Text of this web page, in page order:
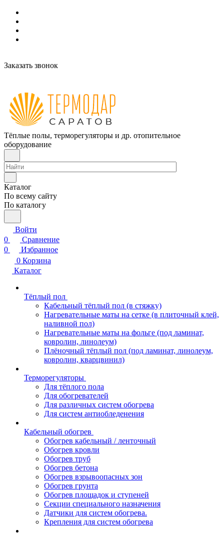
Заказать звонок
Тёплые полы, терморегуляторы и др. отопительное
оборудование
Каталог
По всему сайту
По каталогу
Войти
0
Сравнение
0
Избранное
0 Корзина
Каталог
Тёплый пол
Кабельный тёплый пол (в стяжку)
Нагревательные маты на сетке (в плиточный клей,
наливной пол)
Нагревательные маты на фольге (под ламинат,
ковролин, линолеум)
Плёночный тёплый пол (под ламинат, линолеум,
ковролин, кварцвинил)
Терморегуляторы
Для тёплого пола
Для обогревателей
Для различных систем обогрева
Для систем антиобледенения
Кабельный обогрев
Обогрев кабельный / ленточный
Обогрев кровли
Обогрев труб
Обогрев бетона
Обогрев взрывоопасных зон
Обогрев грунта
Обогрев площадок и ступеней
Секции специального назначения
Датчики для систем обогрева.
Крепления для систем обогрева